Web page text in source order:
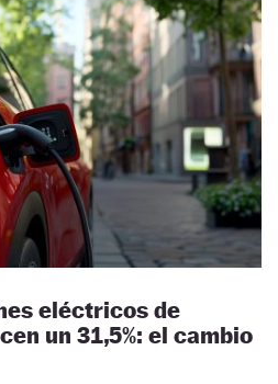
eléctricos de
un 31,5%: el cambio